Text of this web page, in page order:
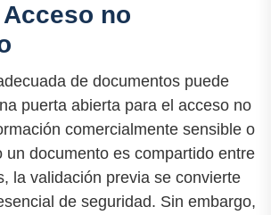
no
de documentos puede
puerta abierta para el acceso no
comercialmente sensible o
un documento es compartido entre
la validación previa se convierte
de seguridad. Sin embargo,